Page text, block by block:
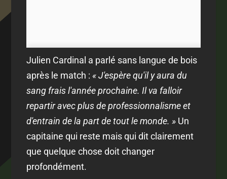
Julien Cardinal a parlé sans langue de bois
après le match :« J'espère qu'il y aura du
sang frais l'année prochaine. Il va falloir
repartir avec plus de professionnalisme et
d'entrain de la part de tout le monde. » Un
capitaine qui reste mais qui dit clairement
que quelque chose doit changer
profondément.